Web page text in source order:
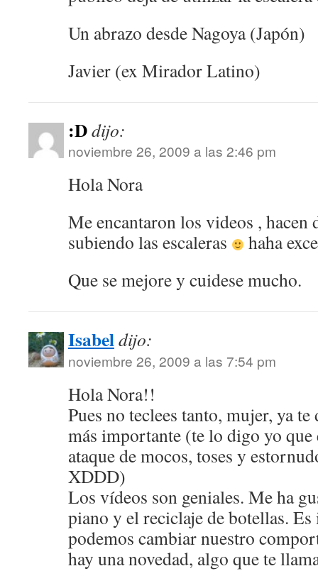
Un abrazo desde Nagoya (Japón)
Javier (ex Mirador Latino)
:Ddijo:
noviembre 26, 2009 a las 2:46 pm
Hola Nora
Me encantaron los videos ,
subiendo las escaleras
haha
Que se mejore y cuidese mucho.
Isabeldijo:
noviembre 26, 2009 a las 7:54 pm
Hola Nora!!
Pues no teclees tanto, mujer, ya
más importante (te lo digo yo
ataque de mocos, toses y
XDDD)
Los vídeos son geniales. Me ha
piano y el reciclaje de botellas.
podemos cambiar nuestro
hay una novedad, algo que te